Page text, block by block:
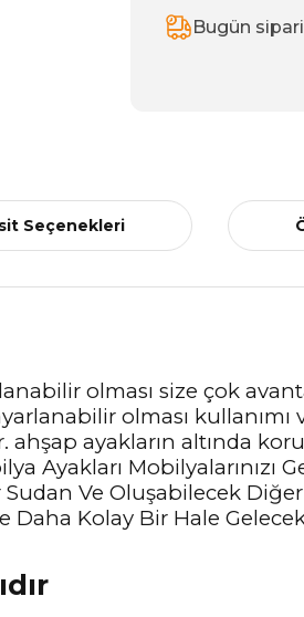
Bugün
Seçenekleri
olması size çok
olması
ahşap ayakların altında
Ayakları Mobilyalarınızı
Ve Oluşabilecek
Kolay Bir Hale